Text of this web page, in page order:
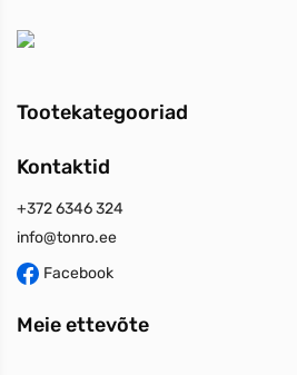
Tootekategooriad
Kontaktid
+372 6346 324
info@tonro.ee
Facebook
Meie ettevõte